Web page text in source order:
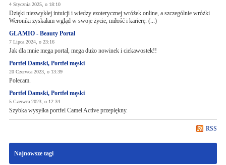
4 Stycznia 2025, o 18:10
Dzięki niezwykłej intuicji i wiedzy ezoterycznej wróżek online, a szczególnie wróżki
Weroniki zyskałam wgląd w swoje życie, miłość i karierę. (...)
GLAMIO - Beauty Portal
7 Lipca 2024, o 23:16
Jak dla mnie mega portal, mega dużo nowinek i ciekawostek!!
Portfel Damski, Portfel męski
20 Czerwca 2023, o 13:39
Polecam.
Portfel Damski, Portfel męski
5 Czerwca 2023, o 12:34
Szybka wysyłka portfel Camel Active przepiękny.
RSS
Najnowsze tagi